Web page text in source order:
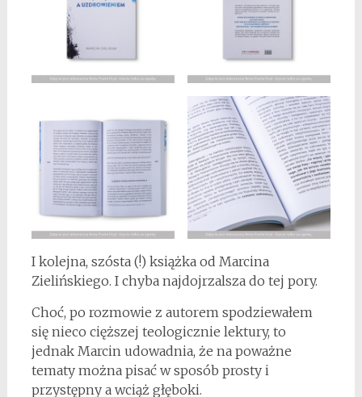
I kolejna, szósta (!) książka od Marcina
Zielińskiego. I chyba najdojrzalsza do tej pory.
Choć, po rozmowie z autorem spodziewałem
się nieco cięższej teologicznie lektury, to
jednak Marcin udowadnia, że na poważne
tematy można pisać w sposób prosty i
przystępny a wciąż głęboki.